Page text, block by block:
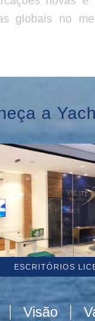
globais no
a
ESCRITÓRIOS
Visão